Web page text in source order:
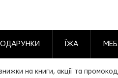
ЇЖА
на книги, акції та